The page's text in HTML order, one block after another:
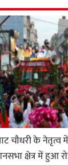
चौधरी के नेतृत्व
क्षेत्र में हुआ